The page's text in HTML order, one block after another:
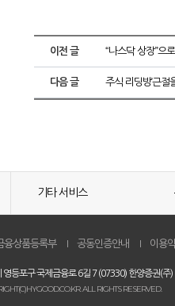
이전 글 “나스닥 상장”으
다음 글 주식 리딩방’근
기타 서비스
융상품등록부 공동인증안내 이용
영등포구 국제금융로 6길 7 (07330) 한양증권(주)
ALL RIGHTS RESERVED.